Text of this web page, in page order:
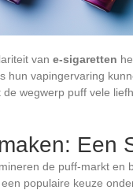
van e-sigaretten
hun vapingervaring
de wegwerp puff vele
Een
de puff-markt en
populaire keuze